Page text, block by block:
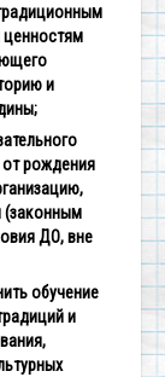
ценностям
и
от рождения
(законным
ДО, вне
обучение
и